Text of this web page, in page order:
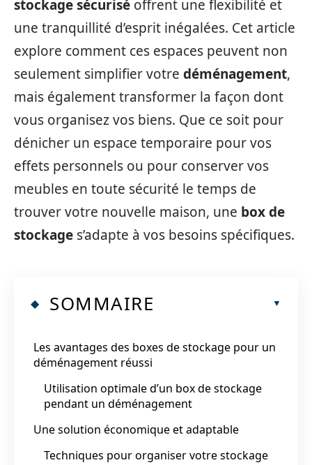
stockage sécurisé offrent une flexibilité et
une tranquillité d’esprit inégalées. Cet article
explore comment ces espaces peuvent non
seulement simplifier votre déménagement,
mais également transformer la façon dont
vous organisez vos biens. Que ce soit pour
dénicher un espace temporaire pour vos
effets personnels ou pour conserver vos
meubles en toute sécurité le temps de
trouver votre nouvelle maison, une box de
stockage s’adapte à vos besoins spécifiques.
SOMMAIRE
Les avantages des boxes de stockage pour un
déménagement réussi
Utilisation optimale d’un box de stockage
pendant un déménagement
Une solution économique et adaptable
Techniques pour organiser votre stockage